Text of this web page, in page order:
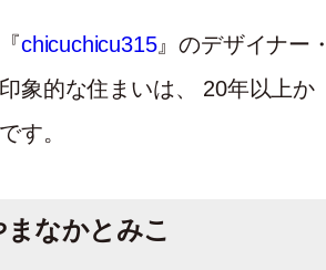
chicuchicu315』のデザイナー・
象的な住まいは、 20年以上か
す。
なかとみこ